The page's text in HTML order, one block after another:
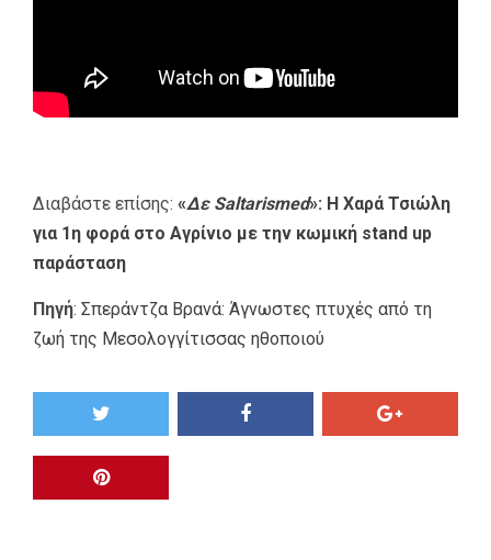
Διαβάστε επίσης: «Δε Saltarismed»: Η Χαρά Τσιώλη
για 1η φορά στο Αγρίνιο με την κωμική stand up
παράσταση
Πηγή: Σπεράντζα Βρανά: Άγνωστες πτυχές από τη
ζωή της Μεσολογγίτισσας ηθοποιού